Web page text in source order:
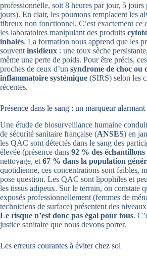
professionnelle, soit 8 heures par jour, 5 jours
jours). En clair, les poumons remplacent les
fibreux non fonctionnel. C’est exactement ce
les laboratoires manipulant des produits
inhalés. La formation nous apprend que les
souvent insidieux : une toux sèche
même une perte de poids. Pour être précis,
proches de ceux d’un syndrome de choc ou
inflammatoire systémique (SIRS) selon les
récentes.
Présence dans le sang : un marqueur alarmant
Une étude de biosurveillance humaine
de sécurité sanitaire française (ANSES) en
les QAC sont détectés dans le sang des
élevée (présence dans 92 % des échantillons
nettoyage, et 67 % dans la population
quotidienne, ces concentrations sont faibles,
pose question. Les QAC sont lipophiles et
les tissus adipeux. Sur le terrain, on constate
exposés professionnellement (femmes de
techniciens de surface) présentent des
Le risque n’est donc pas égal pour tous.
justice sanitaire que nous devons porter.
Les erreurs courantes à éviter chez soi